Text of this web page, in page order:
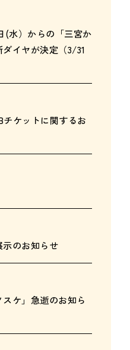
水）からの「三宮か
イヤが決定（3/31
チケットに関するお
示のお知らせ
ケ」急逝のお知ら